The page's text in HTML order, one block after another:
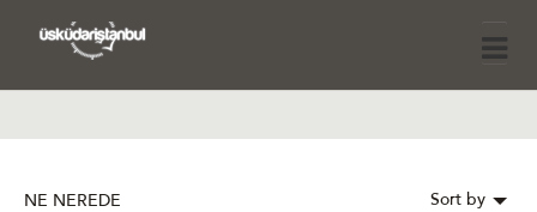
NE NEREDE Sort by